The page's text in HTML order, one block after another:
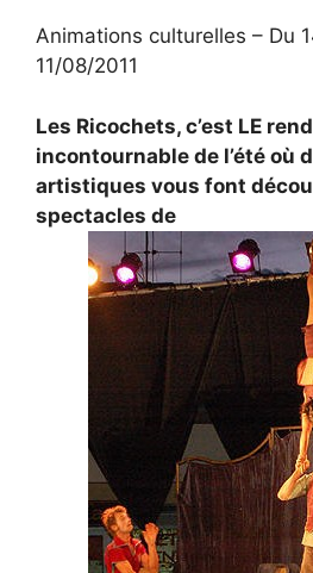
Animations culturelles – Du
11/08/2011
Les Ricochets, c’est LE
incontournable de l’été où
artistiques vous font
spectacles de